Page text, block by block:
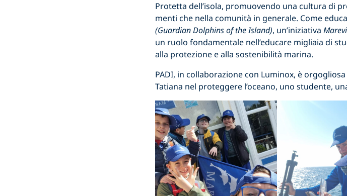
Protetta dell’isola, promuovendo una cultura di
menti che nella comunità in generale. Come
(Guardian Dolphins of the Island), un’iniziativa
un ruolo fondamentale nell’educare migliaia di
alla protezione e alla sostenibilità marina.
PADI, in collaborazione con Luminox, è
Tatiana nel proteggere l’oceano, uno studente,